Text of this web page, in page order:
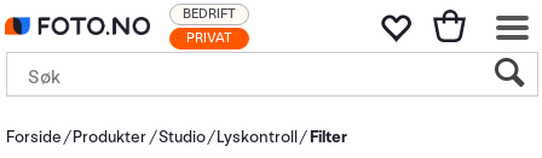
PRIVAT
BEDRIFT
Forside Produkter Studio Lyskontroll Filter